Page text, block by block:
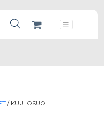
Products search
/ KUULOSUO